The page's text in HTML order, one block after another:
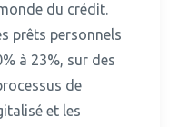
du crédit.
prêts personnels
à 23%, sur des
de
et les